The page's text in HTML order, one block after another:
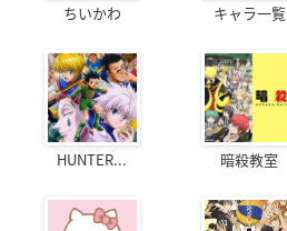
ちいかわ キャラ一覧
HUNTER... 暗殺教室